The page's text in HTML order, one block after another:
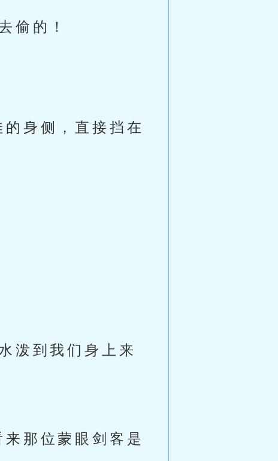
偷的！
身侧，直接挡在
泼到我们身上来
那位蒙眼剑客是